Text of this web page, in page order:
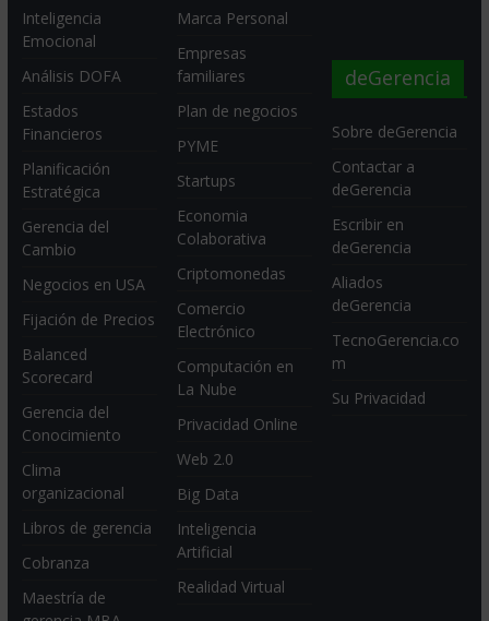
Inteligencia
Emocional
Análisis DOFA
Estados
Financieros
Planificación
Estratégica
Gerencia del
Cambio
Negocios en USA
Fijación de Precios
Balanced
Scorecard
Gerencia del
Conocimiento
Clima
organizacional
Libros de gerencia
Cobranza
Maestría de
Marca Personal
Empresas
familiares
Plan de negocios
PYME
Startups
Economia
Colaborativa
Criptomonedas
Comercio
Electrónico
Computación en
La Nube
Privacidad Online
Web 2.0
Big Data
Inteligencia
Artificial
Realidad Virtual
deGerencia
Sobre deGerencia
Contactar a
deGerencia
Escribir en
deGerencia
Aliados
deGerencia
TecnoGerencia.co
m
Su Privacidad